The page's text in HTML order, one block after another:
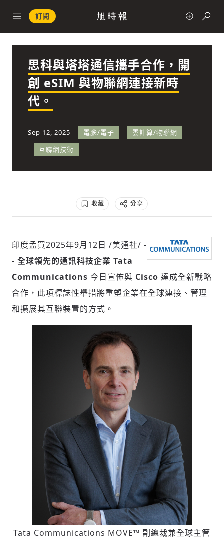
訂閱
快速連結
政治
經濟
科技
社會
人文
思科與塔塔通信攜手合作，開
創 eSIM 與物聯網連接新時
代。
Sep 12, 2025 電腦/電子
雲計算/物聯網
互聯網技術
收藏 分享
印度孟買2025年9月12日 /美通社/ -
- 全球領先的通訊科技企業 Tata
Communications 今日宣佈與 Cisco 達成全新戰略
合作，此項標誌性舉措將重塑企業在全球連接、管理
和擴展其互聯裝置的方式。
Tata Communications MOVE™ 副總裁兼全球主管